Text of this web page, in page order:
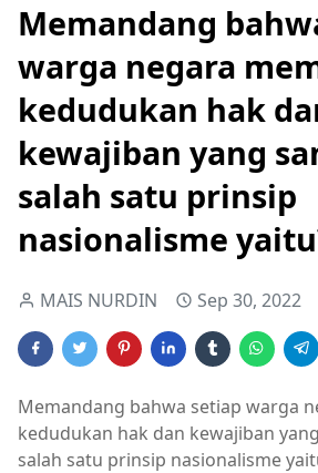
Memandang
warga negara
kedudukan hak
kewajiban yang
salah satu prinsip
nasionalisme
MAIS NURDIN Sep 30, 2022
Memandang bahwa setiap warga
kedudukan hak dan kewajiban
salah satu prinsip nasionalisme